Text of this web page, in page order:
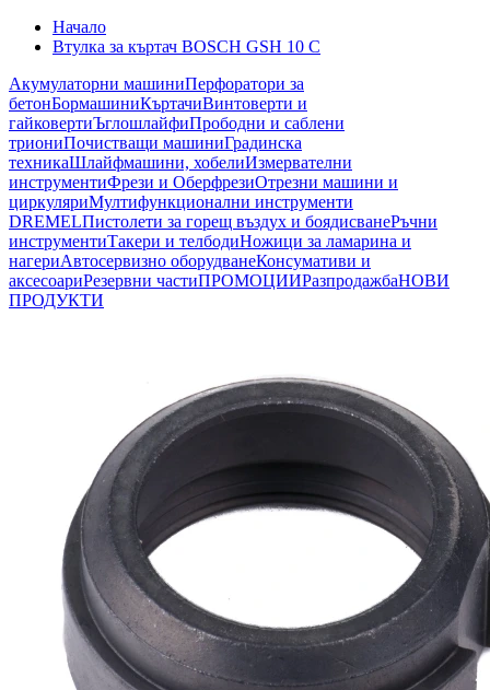
Начало
Втулка за къртач BOSCH GSH 10 C
Акумулаторни машиниПерфоратори за
бетонБормашиниКъртачиВинтоверти и
гайковертиЪглошлайфиПрободни и саблени
триониПочистващи машиниГрадинска
техникаШлайфмашини, хобелиИзмервателни
инструментиФрези и ОберфрезиОтрезни машини и
циркуляриМултифункционални инструменти
DREMELПистолети за горещ въздух и боядисванеРъчни
инструментиТакери и телбодиНожици за ламарина и
нагериАвтосервизно оборудванеКонсумативи и
аксесоариРезервни частиПРОМОЦИИРазпродажбаНОВИ
ПРОДУКТИ